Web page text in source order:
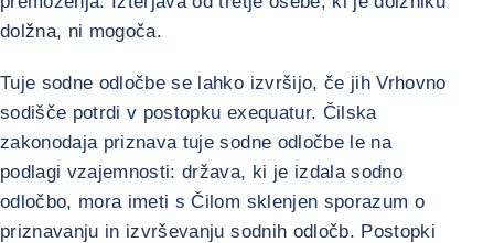
dolžna, ni mogoča.
Tuje sodne odločbe se lahko izvršijo, če jih Vrhovno
sodišče potrdi v postopku exequatur. Čilska
zakonodaja priznava tuje sodne odločbe le na
podlagi vzajemnosti: država, ki je izdala sodno
odločbo, mora imeti s Čilom sklenjen sporazum o
priznavanju in izvrševanju sodnih odločb. Postopki